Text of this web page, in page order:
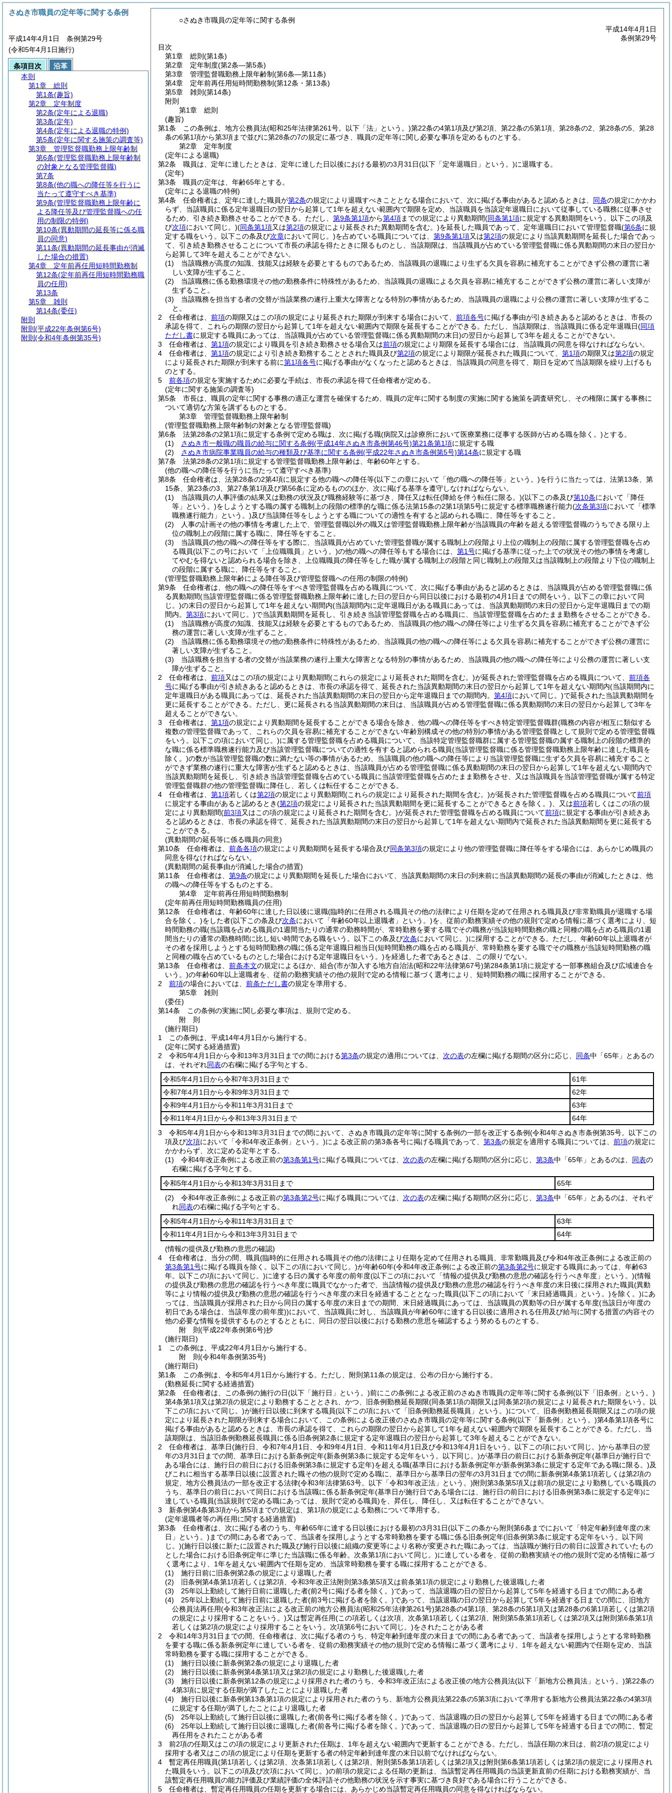
○さぬき市職員の定年等に関する条例
平成14年4月1日
条例第29号
目次
第1章
総則 (第1条)
第2章
定年制度(第2条―第5条)
第3章
管理監督職勤務上限年齢制(第6条―第11条)
第4章
定年前再任用短時間勤務制(第12条・第13条)
第5章
雑則 (第14条)
附則
第1章
総則
(趣旨)
第1条
この条例は、地方公務員法(昭和25年法律第261号。以下「法」という。)第22条の4第1項及び第2項、第22条の5第1項、第28条の2、第28条の5、第28
条の6第1項から第3項まで並びに第28条の7の規定に基づき、職員の定年等に関し必要な事項を定めるものとする。
第2章
定年制度
(定年による退職)
第2条
職員は、定年に達したときは、定年に達した日以後における最初の3月31日(以下「定年退職日」という。)に退職する。
(定年)
第3条
職員の定年は、年齢65年とする。
(定年による退職の特例)
第4条
任命権者は、定年に達した職員が第2条の規定により退職すべきこととなる場合において、次に掲げる事由があると認めるときは、 同条の規定にかかわ
らず、当該職員に係る定年退職日の翌日から起算して1年を超えない範囲内で期限を定め、当該職員を当該定年退職日において従事している職務に従事させ
るため、引き続き勤務させることができる。 ただし、 第9条第1項から第4項までの規定により異動期間(同条第1項に規定する異動期間をいう。以下この項及
び次項において同じ。)(同条第1項又は第2項の規定により延長された異動期間を含む。)を延長した職員であって、定年退職日において管理監督職(第6条に規
定する職をいう。以下この条及び次章において同じ。)を占めている職員については、 第9条第1項又は第2項の規定により当該異動期間を延長した場合であっ
て、引き続き勤務させることについて市長の承認を得たときに限るものとし、当該期限は、当該職員が占めている管理監督職に係る異動期間の末日の翌日か
ら起算して3年を超えることができない。
(1)
当該職務が高度の知識、技能又は経験を必要とするものであるため、当該職員の退職により生ずる欠員を容易に補充することができず公務の運営に著
しい支障が生ずること。
(2)
当該職務に係る勤務環境その他の勤務条件に特殊性があるため、当該職員の退職による欠員を容易に補充することができず公務の運営に著しい支障が
生ずること。
(3)
当該職務を担当する者の交替が当該業務の遂行上重大な障害となる特別の事情があるため、当該職員の退職により公務の運営に著しい支障が生ずるこ
と。
2
任命権者は、 前項の期限又はこの項の規定により延長された期限が到来する場合において、 前項各号に掲げる事由が引き続きあると認めるときは、市長の
承認を得て、これらの期限の翌日から起算して1年を超えない範囲内で期限を延長することができる。 ただし、当該期限は、当該職員に係る定年退職日(同項
ただし書に規定する職員にあっては、当該職員が占めている管理監督職に係る異動期間の末日)の翌日から起算して3年を超えることができない。
3
任命権者は、 第1項の規定により職員を引き続き勤務させる場合又は前項の規定により期限を延長する場合には、当該職員の同意を得なければならない。
4
任命権者は、 第1項の規定により引き続き勤務することとされた職員及び第2項の規定により期限が延長された職員について、 第1項の期限又は第2項の規定
により延長された期限が到来する前に第1項各号に掲げる事由がなくなったと認めるときは、当該職員の同意を得て、期日を定めて当該期限を繰り上げるも
のとする。
5
前各項の規定を実施するために必要な手続は、市長の承認を得て任命権者が定める。
(定年に関する施策の調査等)
第5条
市長は、職員の定年に関する事務の適正な運営を確保するため、職員の定年に関する制度の実施に関する施策を調査研究し、その権限に属する事務に
ついて適切な方策を講ずるものとする。
第3章
管理監督職勤務上限年齢制
(管理監督職勤務上限年齢制の対象となる管理監督職)
第6条
法第28条の2第1項に規定する条例で定める職は、次に掲げる職(病院又は診療所において医療業務に従事する医師が占める職を除く。)とする。
(1)
さぬき市一般職の職員の給与に関する条例(平成14年さぬき市条例第46号)第21条第1項に規定する職
(2)
さぬき市病院事業職員の給与の種類及び基準に関する条例(平成22年さぬき市条例第5号)第14条に規定する職
第7条
法第28条の2第1項に規定する管理監督職勤務上限年齢は、年齢60年とする。
(他の職への降任等を行うに当たって遵守すべき基準)
第8条
任命権者は、法第28条の2第4項に規定する他の職への降任等(以下この章において「他の職への降任等」という。)を行うに当たっては、法第13条、第
15条、第23条の3、第27条第1項及び第56条に定めるもののほか、次に掲げる基準を遵守しなければならない。
(1)
当該職員の人事評価の結果又は勤務の状況及び職務経験等に基づき、降任又は転任(降給を伴う転任に限る。)(以下この条及び第10条において「降任
等」という。)をしようとする職の属する職制上の段階の標準的な職に係る法第15条の2第1項第5号に規定する標準職務遂行能力(次条第3項において「標準
職務遂行能力」という。)及び当該降任等をしようとする職についての適性を有すると認められる職に、降任等をすること。
(2)
人事の計画その他の事情を考慮した上で、管理監督職以外の職又は管理監督職勤務上限年齢が当該職員の年齢を超える管理監督職のうちできる限り上
位の職制上の段階に属する職に、降任等をすること。
(3)
当該職員の他の職への降任等をする際に、当該職員が占めていた管理監督職が属する職制上の段階より上位の職制上の段階に属する管理監督職を占め
る職員(以下この号において「上位職職員」という。)の他の職への降任等もする場合には、 第1号に掲げる基準に従った上での状況その他の事情を考慮し
てやむを得ないと認められる場合を除き、上位職職員の降任等をした職が属する職制上の段階と同じ職制上の段階又は当該職制上の段階より下位の職制上
の段階に属する職に、降任等をすること。
(管理監督職勤務上限年齢による降任等及び管理監督職への任用の制限の特例)
第9条
任命権者は、他の職への降任等をすべき管理監督職を占める職員について、次に掲げる事由があると認めるときは、当該職員が占める管理監督職に係
る異動期間(当該管理監督職に係る管理監督職勤務上限年齢に達した日の翌日から同日以後における最初の4月1日までの間をいう。以下この章において同
じ。)の末日の翌日から起算して1年を超えない期間内(当該期間内に定年退職日がある職員にあっては、当該異動期間の末日の翌日から定年退職日までの期
間内。 第3項において同じ。)で当該異動期間を延長し、引き続き当該管理監督職を占める職員に、当該管理監督職を占めたまま勤務をさせることができる。
(1)
当該職務が高度の知識、技能又は経験を必要とするものであるため、当該職員の他の職への降任等により生ずる欠員を容易に補充することができず公
務の運営に著しい支障が生ずること。
(2)
当該職務に係る勤務環境その他の勤務条件に特殊性があるため、当該職員の他の職への降任等による欠員を容易に補充することができず公務の運営に
著しい支障が生ずること。
(3)
当該職務を担当する者の交替が当該業務の遂行上重大な障害となる特別の事情があるため、当該職員の他の職への降任等により公務の運営に著しい支
障が生ずること。
2
任命権者は、 前項又はこの項の規定により異動期間(これらの規定により延長された期間を含む。)が延長された管理監督職を占める職員について、 前項各
号に掲げる事由が引き続きあると認めるときは、市長の承認を得て、延長された当該異動期間の末日の翌日から起算して1年を超えない期間内(当該期間内に
定年退職日がある職員にあっては、延長された当該異動期間の末日の翌日から定年退職日までの期間内。 第4項において同じ。)で延長された当該異動期間を
更に延長することができる。 ただし、更に延長される当該異動期間の末日は、当該職員が占める管理監督職に係る異動期間の末日の翌日から起算して3年を
超えることができない。
3
任命権者は、 第1項の規定により異動期間を延長することができる場合を除き、他の職への降任等をすべき特定管理監督職群(職務の内容が相互に類似する
複数の管理監督職であって、これらの欠員を容易に補充することができない年齢別構成その他の特別の事情がある管理監督職として規則で定める管理監督職
をいう。以下この項において同じ。)に属する管理監督職を占める職員について、当該特定管理監督職群に属する管理監督職の属する職制上の段階の標準的
な職に係る標準職務遂行能力及び当該管理監督職についての適性を有すると認められる職員(当該管理監督職に係る管理監督職勤務上限年齢に達した職員を
除く。)の数が当該管理監督職の数に満たない等の事情があるため、当該職員の他の職への降任等により当該管理監督職に生ずる欠員を容易に補充すること
ができず業務の遂行に重大な障害が生ずると認めるときは、当該職員が占める管理監督職に係る異動期間の末日の翌日から起算して1年を超えない期間内で
当該異動期間を延長し、引き続き当該管理監督職を占めている職員に当該管理監督職を占めたまま勤務をさせ、又は当該職員を当該管理監督職が属する特定
管理監督職群の他の管理監督職に降任し、若しくは転任することができる。
4
任命権者は、 第1項若しくは第2項の規定により異動期間(これらの規定により延長された期間を含む。)が延長された管理監督職を占める職員について前項
に規定する事由があると認めるとき(第2項の規定により延長された当該異動期間を更に延長することができるときを除く。) 、又は前項若しくはこの項の規
定により異動期間(前3項又はこの項の規定により延長された期間を含む。)が延長された管理監督職を占める職員について前項に規定する事由が引き続きあ
ると認めるときは、市長の承認を得て、延長された当該異動期間の末日の翌日から起算して1年を超えない期間内で延長された当該異動期間を更に延長する
ことができる。
(異動期間の延長等に係る職員の同意)
第10条
任命権者は、 前条各項の規定により異動期間を延長する場合及び同条第3項の規定により他の管理監督職に降任等をする場合には、あらかじめ職員の
同意を得なければならない。
(異動期間の延長事由が消滅した場合の措置)
第11条
任命権者は、 第9条の規定により異動期間を延長した場合において、当該異動期間の末日の到来前に当該異動期間の延長の事由が消滅したときは、他
の職への降任等をするものとする。
第4章
定年前再任用短時間勤務制
(定年前再任用短時間勤務職員の任用)
第12条
任命権者は、年齢60年に達した日以後に退職(臨時的に任用される職員その他の法律により任期を定めて任用される職員及び非常勤職員が退職する場
合を除く。)をした者(以下この条及び次条において「年齢60年以上退職者」という。)を、従前の勤務実績その他の規則で定める情報に基づく選考により、短
時間勤務の職(当該職を占める職員の1週間当たりの通常の勤務時間が、常時勤務を要する職でその職務が当該短時間勤務の職と同種の職を占める職員の1週
間当たりの通常の勤務時間に比し短い時間である職をいう。以下この条及び次条において同じ。)に採用することができる。 ただし、年齢60年以上退職者が
その者を採用しようとする短時間勤務の職に係る定年退職日相当日(短時間勤務の職を占める職員が、常時勤務を要する職でその職務が当該短時間勤務の職
と同種の職を占めているものとした場合における定年退職日をいう。)を経過した者であるときは、この限りでない。
第13条
任命権者は、 前条本文の規定によるほか、組合(市が加入する地方自治法(昭和22年法律第67号)第284条第1項に規定する一部事務組合及び広域連合を
いう。)の年齢60年以上退職者を、従前の勤務実績その他の規則で定める情報に基づく選考により、短時間勤務の職に採用することができる。
2
前項の場合においては、 前条ただし書の規定を準用する。
第5章
雑則
(委任)
第14条
この条例の実施に関し必要な事項は、規則で定める。
附 則
(施行期日)
1
この条例は、平成14年4月1日から施行する。
(定年に関する経過措置)
2
令和5年4月1日から令和13年3月31日までの間における第3条の規定の適用については、 次の表の左欄に掲げる期間の区分に応じ、 同条中「65年」とあるの
は、それぞれ同表の右欄に掲げる字句とする。
令和5年4月1日から令和7年3月31日まで
61年
令和7年4月1日から令和9年3月31日まで
62年
令和9年4月1日から令和11年3月31日まで
63年
令和11年4月1日から令和13年3月31日まで
64年
3
令和5年4月1日から令和13年3月31日までの間において、さぬき市職員の定年等に関する条例の一部を改正する条例(令和4年さぬき市条例第35号。以下この
項及び次項において「令和4年改正条例」という。)による改正前の第3条各号に掲げる職員であって、 第3条の規定を適用する職員については、 前項の規定に
かかわらず、次に定める定年とする。
(1)
令和4年改正条例による改正前の第3条第1号に掲げる職員については、 次の表の左欄に掲げる期間の区分に応じ、 第3条中「65年」とあるのは、 同表の
右欄に掲げる字句とする。
令和5年4月1日から令和13年3月31日まで
65年
(2)
令和4年改正条例による改正前の第3条第2号に掲げる職員については、 次の表の左欄に掲げる期間の区分に応じ、 第3条中「65年」とあるのは、それぞ
れ同表の右欄に掲げる字句とする。
令和5年4月1日から令和11年3月31日まで
63年
令和11年4月1日から令和13年3月31日まで
64年
(情報の提供及び勤務の意思の確認)
4
任命権者は、当分の間、職員(臨時的に任用される職員その他の法律により任期を定めて任用される職員、非常勤職員及び令和4年改正条例による改正前の
第3条第1号に掲げる職員を除く。以下この項において同じ。)が年齢60年(令和4年改正条例による改正前の第3条第2号に規定する職員にあっては、年齢63
年。以下この項において同じ。)に達する日の属する年度の前年度(以下この項において「情報の提供及び勤務の意思の確認を行うべき年度」という。)(情報
の提供及び勤務の意思の確認を行うべき年度に職員でなかった者で、当該情報の提供及び勤務の意思の確認を行うべき年度の末日後に採用された職員(異動
等により情報の提供及び勤務の意思の確認を行うべき年度の末日を経過することとなった職員(以下この項において「末日経過職員」という。)を除く。)にあ
っては、当該職員が採用された日から同日の属する年度の末日までの期間、末日経過職員にあっては、当該職員の異動等の日が属する年度(当該日が年度の
初日である場合は、当該年度の前年度))において、当該職員に対し、当該職員が年齢60年に達する日以後に適用される任用及び給与に関する措置の内容その
他の必要な情報を提供するものとするとともに、同日の翌日以後における勤務の意思を確認するよう努めるものとする。
附 則(平成22年条例第6号)抄
(施行期日)
1
この条例は、平成22年4月1日から施行する。
附 則(令和4年条例第35号)
(施行期日)
第1条
この条例は、令和5年4月1日から施行する。 ただし、附則第11条の規定は、公布の日から施行する。
(勤務延長に関する経過措置)
第2条
任命権者は、この条例の施行の日(以下「施行日」という。)前にこの条例による改正前のさぬき市職員の定年等に関する条例(以下「旧条例」という。)
第4条第1項又は第2項の規定により勤務することとされ、かつ、旧条例勤務延長期限(同条第1項の期限又は同条第2項の規定により延長された期限をいう。以
下この項において同じ。)が施行日以後に到来する職員(以下この項において「旧条例勤務延長職員」という。)について、旧条例勤務延長期限又はこの項の規
定により延長された期限が到来する場合において、この条例による改正後のさぬき市職員の定年等に関する条例(以下「新条例」という。)第4条第1項各号に
掲げる事由があると認めるときは、市長の承認を得て、これらの期限の翌日から起算して1年を超えない範囲内で期限を延長することができる。 ただし、当
該期限は、当該旧条例勤務延長職員に係る旧条例第2条に規定する定年退職日の翌日から起算して3年を超えることができない。
2
任命権者は、基準日(施行日、令和7年4月1日、令和9年4月1日、令和11年4月1日及び令和13年4月1日をいう。以下この項において同じ。)から基準日の翌
年の3月31日までの間、基準日における新条例定年(新条例第3条に規定する定年をいう。以下同じ。)が基準日の前日における新条例定年(基準日が施行日で
ある場合には、施行日の前日における旧条例第3条に規定する定年)を超える職(基準日における新条例定年が新条例第3条に規定する定年である職に限る。)及
びこれに相当する基準日以後に設置された職その他の規則で定める職に、基準日から基準日の翌年の3月31日までの間に新条例第4条第1項若しくは第2項の
規定、地方公務員法の一部を改正する法律(令和3年法律第63号。以下「令和3年改正法」という。)附則第3条第5項又は前項の規定により勤務している職員の
うち、基準日の前日において同日における当該職に係る新条例定年(基準日が施行日である場合には、施行日の前日における旧条例第3条に規定する定年)に
達している職員(当該規則で定める職にあっては、規則で定める職員)を、昇任し、降任し、又は転任することができない。
3
新条例第4条第3項から第5項までの規定は、第1項の規定による勤務について準用する。
(定年退職者等の再任用に関する経過措置)
第3条
任命権者は、次に掲げる者のうち、年齢65年に達する日以後における最初の3月31日(以下この条から附則第6条までにおいて「特定年齢到達年度の末
日」という。) までの間にある者であって、当該者を採用しようとする常時勤務を要する職に係る旧条例定年(旧条例第3条に規定する定年をいう。以下同
じ。)(施行日以後に新たに設置された職及び施行日以後に組織の変更等により名称が変更された職にあっては、当該職が施行日の前日に設置されていたもの
とした場合における旧条例定年に準じた当該職に係る年齢。次条第1項において同じ。)に達している者を、従前の勤務実績その他の規則で定める情報に基づ
く選考により、1年を超えない範囲内で任期を定め、当該常時勤務を要する職に採用することができる。
(1)
施行日前に旧条例第2条の規定により退職した者
(2)
旧条例第4条第1項若しくは第2項、令和3年改正法附則第3条第5項又は前条第1項の規定により勤務した後退職した者
(3)
25年以上勤続して施行日前に退職した者(前2号に掲げる者を除く。)であって、当該退職の日の翌日から起算して5年を経過する日までの間にある者
(4)
25年以上勤続して施行日前に退職した者(前3号に掲げる者を除く。)であって、当該退職の日の翌日から起算して5年を経過する日までの間に、旧地方
公務員法再任用(令和3年改正法による改正前の地方公務員法(昭和25年法律第261号)第28条の4第1項、第28条の5第1項又は第28条の6第1項若しくは第2項
の規定により採用することをいう。)又は暫定再任用(この項若しくは次項、次条第1項若しくは第2項、附則第5条第1項若しくは第2項又は附則第6条第1項
若しくは第2項の規定により採用することをいう。次項第6号において同じ。)をされたことがある者
2
令和14年3月31日までの間、任命権者は、次に掲げる者のうち、特定年齢到達年度の末日までの間にある者であって、当該者を採用しようとする常時勤務
を要する職に係る新条例定年に達している者を、従前の勤務実績その他の規則で定める情報に基づく選考により、1年を超えない範囲内で任期を定め、当該
常時勤務を要する職に採用することができる。
(1)
施行日以後に新条例第2条の規定により退職した者
(2)
施行日以後に新条例第4条第1項又は第2項の規定により勤務した後退職した者
(3)
施行日以後に新条例第12条の規定により採用された者のうち、令和3年改正法による改正後の地方公務員法(以下「新地方公務員法」という。)第22条の
4第3項に規定する任期が満了したことにより退職した者
(4)
施行日以後に新条例第13条第1項の規定により採用された者のうち、新地方公務員法第22条の5第3項において準用する新地方公務員法第22条の4第3項
に規定する任期が満了したことにより退職した者
(5)
25年以上勤続して施行日以後に退職した者(前各号に掲げる者を除く。)であって、当該退職の日の翌日から起算して5年を経過する日までの間にある者
(6)
25年以上勤続して施行日以後に退職した者(前各号に掲げる者を除く。)であって、当該退職の日の翌日から起算して5年を経過する日までの間に、暫定
再任用をされたことがある者
3
前2項の任期又はこの項の規定により更新された任期は、1年を超えない範囲内で更新することができる。 ただし、当該任期の末日は、前2項の規定により
採用する者又はこの項の規定により任期を更新する者の特定年齢到達年度の末日以前でなければならない。
4
暫定再任用職員(第1項若しくは第2項、次条第1項若しくは第2項、附則第5条第1項若しくは第2項又は附則第6条第1項若しくは第2項の規定により採用され
た職員をいう。以下この項及び次項において同じ。)の前項の規定による任期の更新は、当該暫定再任用職員の当該更新直前の任期における勤務実績が、当
該暫定再任用職員の能力評価及び業績評価の全体評語その他勤務の状況を示す事実に基づき良好である場合に行うことができる。
5
任命権者は、暫定再任用職員の任期を更新する場合には、あらかじめ当該暫定再任用職員の同意を得なければならない。
さぬき市職員の定年等に関する条例
平成14年4月1日 条例第29号
(令和5年4月1日施行)
条項目次
沿革
本則
第1章
総則
第1条(趣旨)
第2章
定年制度
第2条(定年による退職)
第3条(定年)
第4条(定年による退職の特例)
第5条(定年に関する施策の調査等)
第3章
管理監督職勤務上限年齢制
第6条(管理監督職勤務上限年齢制
の対象となる管理監督職)
第7条
第8条(他の職への降任等を行うに
当たって遵守すべき基準)
第9条(管理監督職勤務上限年齢に
よる降任等及び管理監督職への任
用の制限の特例)
第10条(異動期間の延長等に係る職
員の同意)
第11条(異動期間の延長事由が消滅
した場合の措置)
第4章
定年前再任用短時間勤務制
第12条(定年前再任用短時間勤務職
員の任用)
第13条
第5章
雑則
第14条(委任)
附則
附則 (平成22年条例第6号)
附則 (令和4年条例第35号)